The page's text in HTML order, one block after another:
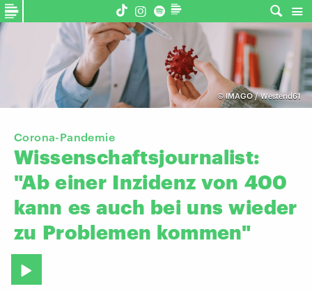
©IMAGO / Westend61
Corona-Pandemie
Wissenschaftsjournalist:
"Ab einer Inzidenz von 400
kann es auch bei uns wieder
zu Problemen kommen"